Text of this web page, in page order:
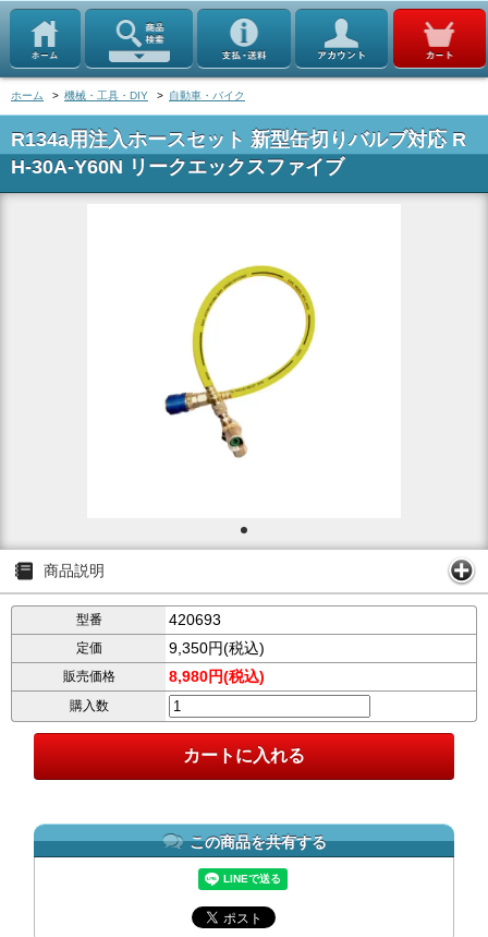
ホーム > 機械・工具・DIY > 自動車・バイク
R134a用注入ホースセット 新型缶切りバルブ対応 R
H-30A-Y60N リークエックスファイブ
商品説明
型番 420693
定価 9,350円(税込)
販売価格 8,980円(税込)
購入数
この商品を共有する